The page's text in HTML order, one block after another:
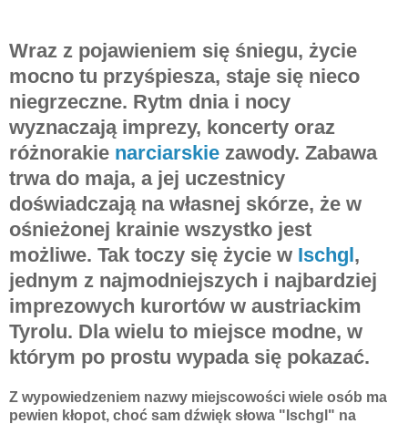
Wraz z pojawieniem się śniegu, życie
mocno tu przyśpiesza, staje się nieco
niegrzeczne. Rytm dnia i nocy
wyznaczają imprezy, koncerty oraz
różnorakie narciarskie zawody. Zabawa
trwa do maja, a jej uczestnicy
doświadczają na własnej skórze, że w
ośnieżonej krainie wszystko jest
możliwe. Tak toczy się życie w Ischgl,
jednym z najmodniejszych i najbardziej
imprezowych kurortów w austriackim
Tyrolu. Dla wielu to miejsce modne, w
którym po prostu wypada się pokazać.
Z wypowiedzeniem nazwy miejscowości wiele osób ma
pewien kłopot, choć sam dźwięk słowa "Ischgl" na